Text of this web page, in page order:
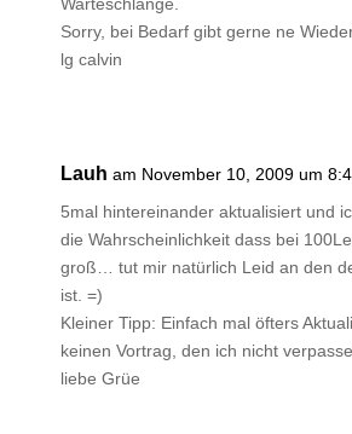
Sorry, bei Bedarf gibt gerne ne
lg calvin
Lauh am November 10, 2009 um
5mal hintereinander aktualisiert und
die Wahrscheinlichkeit dass bei
groß… tut mir natürlich Leid an den
ist. =)
Kleiner Tipp: Einfach mal öfters
keinen Vortrag, den ich nicht
liebe Grüe